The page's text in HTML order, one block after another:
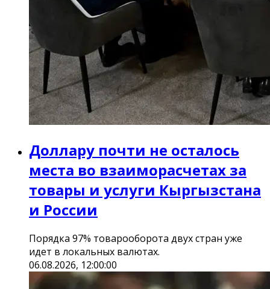
Доллару почти не осталось
места во взаиморасчетах за
товары и услуги Кыргызстана
и России
Порядка 97% товарооборота двух стран уже
идет в локальных валютах.
06.08.2026, 12:00:00